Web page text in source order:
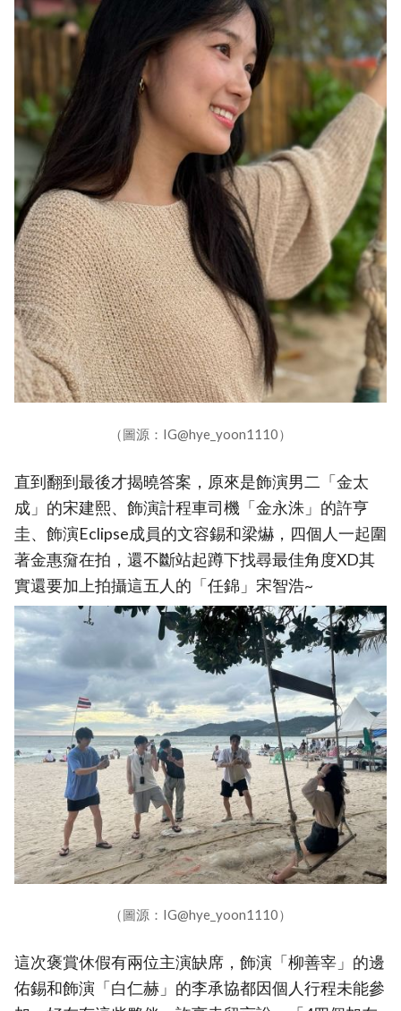
（圖源：IG@hye_yoon1110）
直到翻到最後才揭曉答案，原來是飾演男二「金太
成」的宋建熙、飾演計程車司機「金永洙」的許亨
圭、飾演Eclipse成員的文容錫和梁爀，四個人一起圍
著金惠奫在拍，還不斷站起蹲下找尋最佳角度XD其
實還要加上拍攝這五人的「任錦」宋智浩~
（圖源：IG@hye_yoon1110）
這次褒賞休假有兩位主演缺席，飾演「柳善宰」的邊
佑錫和飾演「白仁赫」的李承協都因個人行程未能參